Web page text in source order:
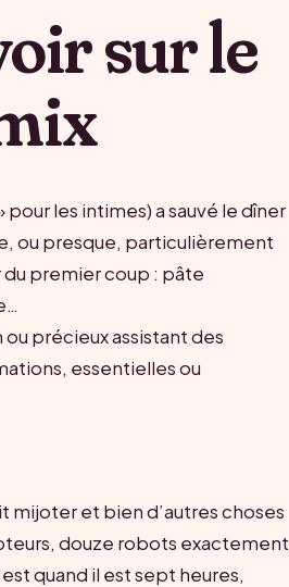
sur le
les intimes) a sauvé le dîner
ou presque, particulièrement
du premier coup : pâte
précieux assistant des
essentielles ou
mijoter et bien d’autres choses
douze robots exactement
quand il est sept heures,